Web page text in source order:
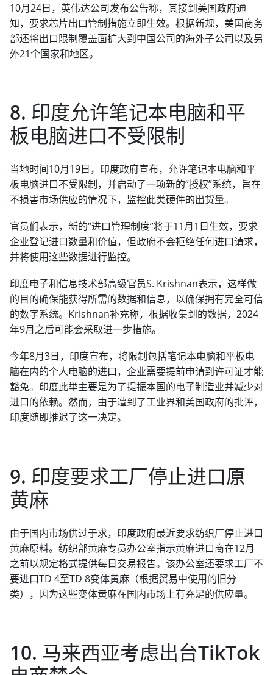
10月24日，英伟达公司发布公告称，其接到美国政府通
知，要求芯片出口管制措施立即生效。根据新规，美国商务
部还将出口限制覆盖面扩大到中国公司的海外子公司以及另
外21个国家和地区。
8. 印度允许笔记本电脑和平
板电脑进口不受限制
当地时间10月19日，印度政府宣布，允许笔记本电脑和平
板电脑进口不受限制，并启动了一项新的“授权”系统，旨在
不损害市场供应的情况下，监控此类硬件的出货量。
官员们表示，新的“进口管理制度”将于11月1日生效，要求
企业登记进口数量和价值，但政府不会拒绝任何进口请求，
并将使用这些数据进行监控。
印度电子和信息技术部高级官员S. Krishnan表示，这样做
的目的确保能获得所需的数据和信息，以确保拥有完全可信
的数字系统。Krishnan补充称，根据收集到的数据，2024
年9月之后可能会采取进一步措施。
今年8月3日，印度宣布，将限制包括笔记本电脑和平板电
脑在内的个人电脑的进口，企业需要提前申请到许可证才能
豁免。印度此举主要是为了提振本国的电子制造业并减少对
进口的依赖。然而，由于遭到了工业界和美国政府的批评，
印度随即推迟了这一决定。
9. 印度要求工厂停止进口原
黄麻
由于国内市场供过于求，印度政府最近要求纺织厂停止进口
黄麻原料。纺织部黄麻专员办公室指示黄麻进口商在12月
之前以规定格式提供每日交易报告。该办公室还要求工厂不
要进口TD 4至TD 8变体黄麻（根据贸易中使用的旧分
类），因为这些变体黄麻在国内市场上有充足的供应量。
10. 马来西亚考虑出台TikTok